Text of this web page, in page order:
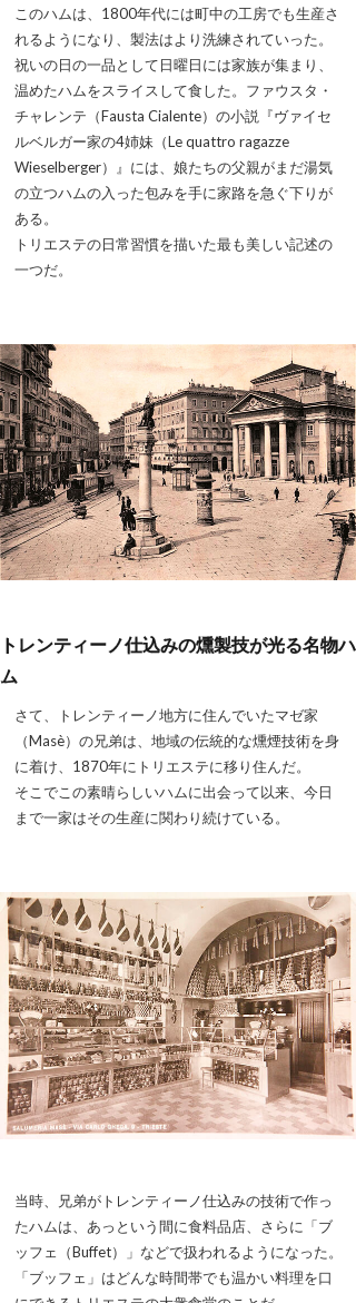
このハムは、1800年代には町中の工房でも生産さ
れるようになり、製法はより洗練されていった。
祝いの日の一品として日曜日には家族が集まり、
温めたハムをスライスして食した。ファウスタ・
チャレンテ（Fausta Cialente）の小説『ヴァイセ
ルベルガー家の4姉妹（Le quattro ragazze
Wieselberger）』には、娘たちの父親がまだ湯気
の立つハムの入った包みを手に家路を急ぐ下りが
ある。
トリエステの日常習慣を描いた最も美しい記述の
一つだ。
トレンティーノ仕込みの燻製技が光る名物ハ
ム
さて、トレンティーノ地方に住んでいたマゼ家
（Masè）の兄弟は、地域の伝統的な燻煙技術を身
に着け、1870年にトリエステに移り住んだ。
そこでこの素晴らしいハムに出会って以来、今日
まで一家はその生産に関わり続けている。
当時、兄弟がトレンティーノ仕込みの技術で作っ
たハムは、あっという間に食料品店、さらに「ブ
ッフェ（Buffet）」などで扱われるようになった。
「ブッフェ」はどんな時間帯でも温かい料理を口